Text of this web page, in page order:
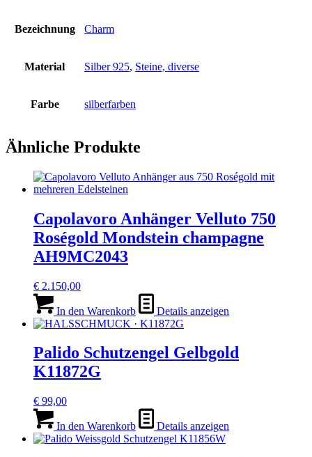
Bezeichnung Charm
Material Silber 925, Steine, diverse
Farbe silberfarben
Ähnliche Produkte
Capolavoro Anhänger Velluto 750
Roségold Mondstein champagne
AH9MC2043
€ 2.150,00
In den Warenkorb Details anzeigen
Palido Schutzengel Gelbgold
K11872G
€ 99,00
In den Warenkorb Details anzeigen